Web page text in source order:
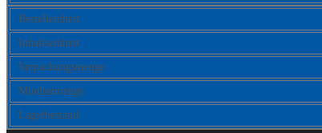
Bestelleinheit:
Inhaltseinheit:
Verpackungsmenge:
Mindestmenge:
Lagerbestand: